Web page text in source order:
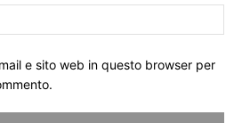
e sito web in questo browser per